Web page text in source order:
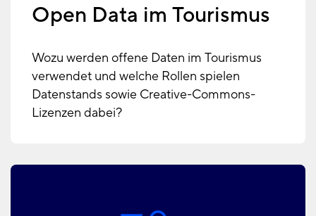
Open Data im Tourismus
Wozu werden offene Daten im Tourismus
verwendet und welche Rollen spielen
Datenstands sowie Creative-Commons-
Lizenzen dabei?